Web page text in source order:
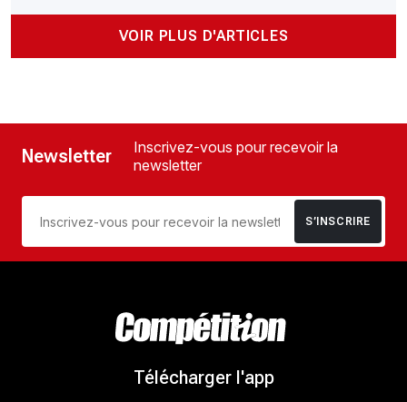
VOIR PLUS D'ARTICLES
Newsletter
Inscrivez-vous pour recevoir la
newsletter
S’INSCRIRE
Télécharger l'app